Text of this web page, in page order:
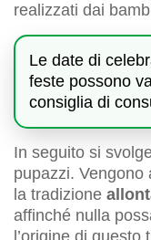
realizzati dai
Le date di
feste possono
consiglia di
In seguito si
pupazzi. Vengono
la tradizione
affinché nulla